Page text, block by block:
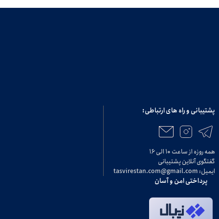
پشتیبانی و راه های ارتباطی:
همه روزه از ساعت ۱۰ الی ۱۶
گفتگوی آنلاین پشتیبانی
ایمیل: tasvirestan.com@gmail.com
پرداختی امن و آسان